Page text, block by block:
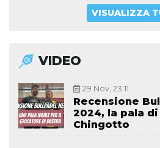
VISUALIZZA
VIDEO
29 Nov, 23:11
Recensione
2024, la pala
Chingotto